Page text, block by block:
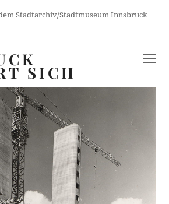
Stadtarchiv/Stadtmuseum Innsbruck
SICH